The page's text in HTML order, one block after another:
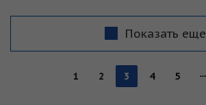
Показать еще
1 2 3 4 5